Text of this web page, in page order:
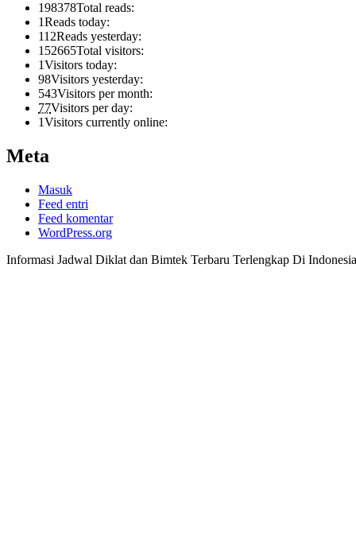
198378Total reads:
1Reads today:
112Reads yesterday:
152665Total visitors:
1Visitors today:
98Visitors yesterday:
543Visitors per month:
77Visitors per day:
1Visitors currently online:
Meta
Masuk
Feed entri
Feed komentar
WordPress.org
Informasi Jadwal Diklat dan Bimtek Terbaru Terlengkap Di